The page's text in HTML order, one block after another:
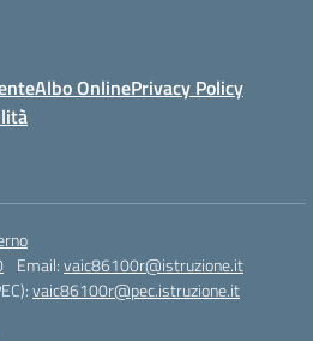
Albo OnlinePrivacy Policy
Email:vaic86100r@istruzione.it
vaic86100r@pec.istruzione.it